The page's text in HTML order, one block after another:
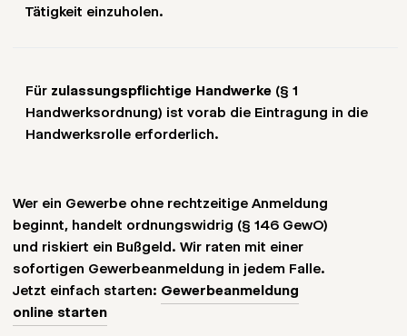
Zusammengefasste Checkliste
Ggf. Genehmigungen/Lizenzen bei
erlaubnispflichtigen Gewerben
Personalausweis/Reisepass (bei Ausländern mit
Aufenthaltstitel)
Gesellschaftsvertrag oder Handelsregisterauszug
bei UG/GmbH
Tätigkeit einzuholen.
Für zulassungspflichtige Handwerke (§ 1
Handwerksordnung) ist vorab die Eintragung in die
Handwerksrolle erforderlich.
Wer ein Gewerbe ohne rechtzeitige Anmeldung
beginnt, handelt ordnungswidrig (§ 146 GewO)
und riskiert ein Bußgeld. Wir raten mit einer
sofortigen Gewerbeanmeldung in jedem Falle.
Jetzt einfach starten: Gewerbeanmeldung
online starten